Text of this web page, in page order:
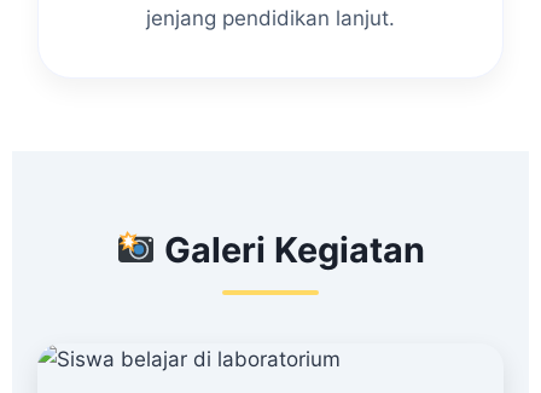
jenjang pendidikan lanjut.
Galeri Kegiatan